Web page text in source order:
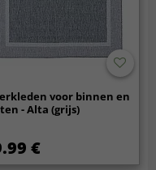
voor binnen en
- Alta (grijs)
€